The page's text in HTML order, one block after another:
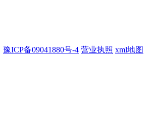
豫ICP备09041880号-4 营业执照 xml地图